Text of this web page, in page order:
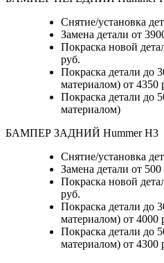
Снятие/установка
Замена детали от
Покраска новой
руб.
Покраска детали до
материалом) от 4350
Покраска детали до
материалом)
БАМПЕР ЗАДНИЙ Hummer H3
Снятие/установка
Замена детали от 500
Покраска новой
руб.
Покраска детали до
материалом) от 4000
Покраска детали до
материалом) от 4300